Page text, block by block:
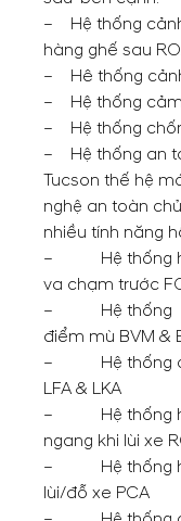
– Hệ thống
hàng ghế sau
– Hê thống
– Hệ thống cảm
– Hệ thống
– Hệ thống an
Tucson thế hệ
nghệ an toàn
nhiều tính năng
– Hệ thống hỗ
va chạm trước
– Hệ thống
điểm mù BVM &
– Hệ thống
LFA & LKA
– Hệ thống hỗ
ngang khi lùi xe
– Hệ thống hỗ
lùi/đỗ xe PCA